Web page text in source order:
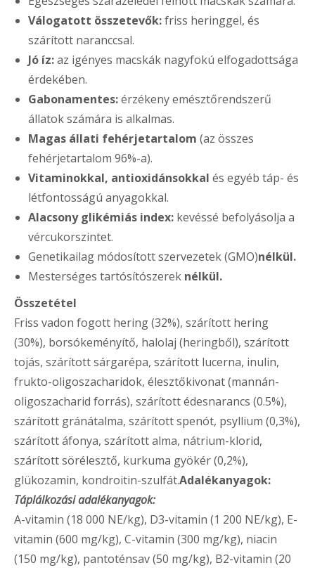
Válogatott összetevők:friss heringgel, és
szárított naranccsal.
Jó íz:az igényes macskák nagyfokú elfogadottsága
érdekében.
Gabonamentes:érzékeny emésztőrendszerű
állatok számára is alkalmas.
Magas állati fehérjetartalom (az összes
fehérjetartalom 96%-a).
Vitaminokkal, antioxidánsokkal és egyéb táp- és
létfontosságú anyagokkal.
Alacsony glikémiás index: kevéssé befolyásolja a
vércukorszintet.
Genetikailag módosított szervezetek (GMO)nélkül.
Mesterséges tartósítószerek nélkül.
Összetétel
Friss vadon fogott hering (32%), szárított hering
(30%), borsókeményítő, halolaj (heringből), szárított
tojás, szárított sárgarépa, szárított lucerna, inulin,
frukto-oligoszacharidok, élesztőkivonat (mannán-
oligoszacharid forrás), szárított édesnarancs (0.5%),
szárított gránátalma, szárított spenót, psyllium (0,3%),
szárított áfonya, szárított alma, nátrium-klorid,
szárított sörélesztő, kurkuma gyökér (0,2%),
glükozamin, kondroitin-szulfát.Adalékanyagok:
Táplálkozási adalékanyagok:
A-vitamin (18 000 NE/kg), D3-vitamin (1 200 NE/kg), E-
vitamin (600 mg/kg), C-vitamin (300 mg/kg), niacin
(150 mg/kg), pantoténsav (50 mg/kg), B2-vitamin (20